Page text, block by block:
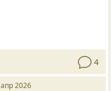
4
2026